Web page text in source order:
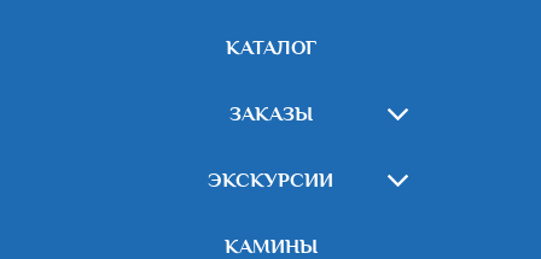
КАТАЛОГ
ЗАКАЗЫ
ЭКСКУРСИИ
КАМИНЫ